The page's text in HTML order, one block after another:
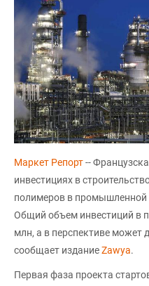
Маркет Репорт--
инвестициях в
полимеров в промышленной
Общий объем инвестиций в
млн, а в перспективе может
сообщает изданиеZawya.
Первая фаза проекта